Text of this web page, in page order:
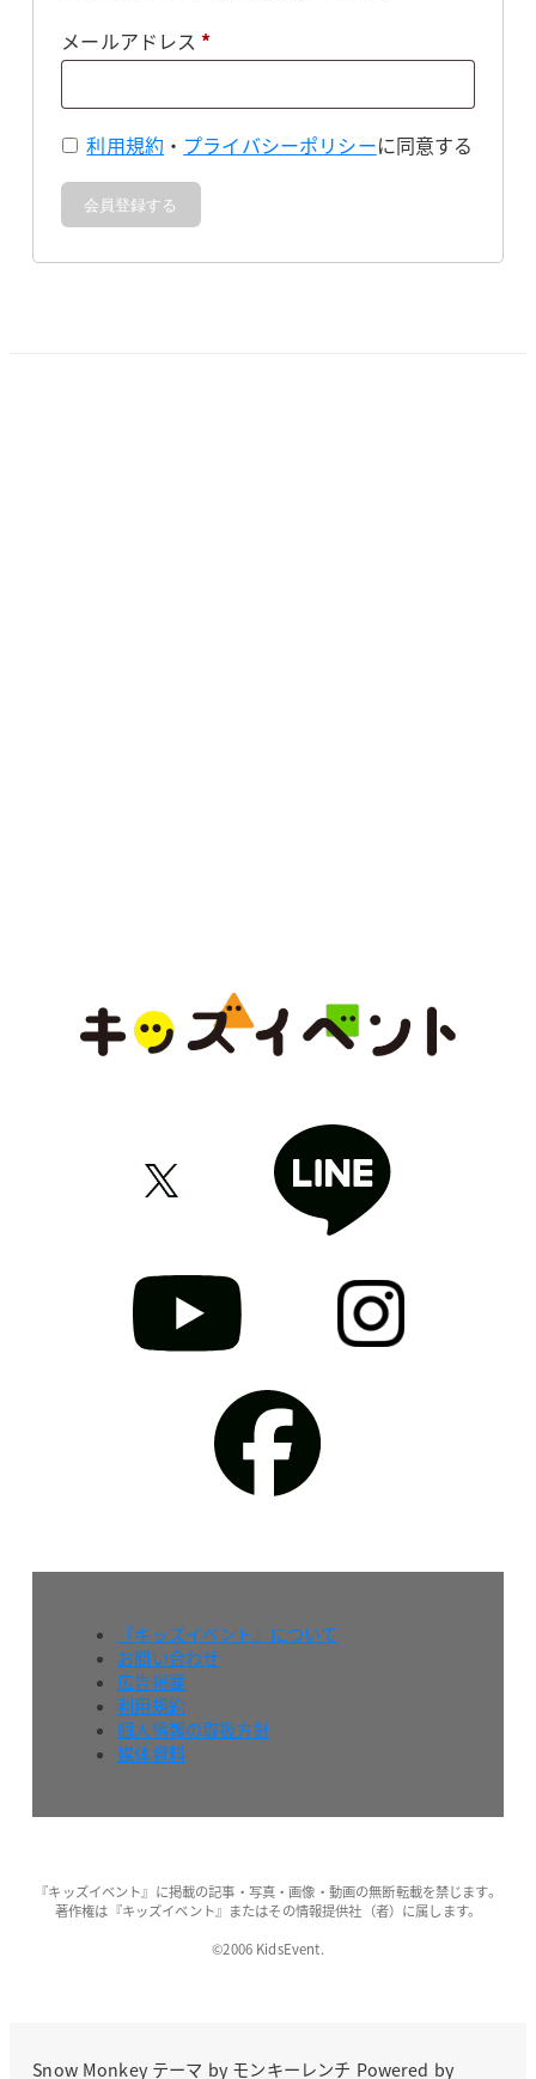
メールアドレス *必
利用規約 ・ プライバシーポリシーに同意する
会員登録する
『キッズイベント』について
お問い合わせ
広告掲載
利用規約
個人情報の取扱方針
媒体資料
『キッズイベント』に掲載の記事・写真・画像・動画の無断転載を禁じます。
著作権は『キッズイベント』またはその情報提供社（者）に属します。
©2006 KidsEvent.
Snow Monkeyテーマ by モンキーレンチ Powered by